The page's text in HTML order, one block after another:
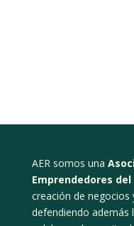
AER somos una
Emprendedores
creación de
defendiendo